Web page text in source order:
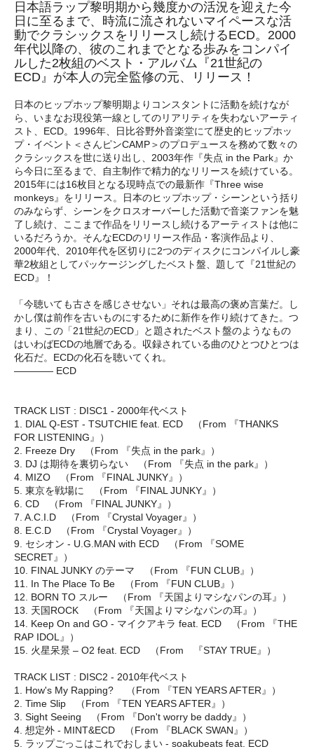
日本語ラップ黎明期から幾度かの活況を迎えた今
日に至るまで、時流に流されないマイペースな活
動でクラシックスをリリースし続けるECD。2000
年代以降の、彼のこれまでとなる歩みをコンパイ
ルした2枚組のベスト・アルバム『21世紀の
ECD』が本人の完全監修の元、リリース！
日本のヒップホップ黎明期よりコンスタントに活動を続けなが
ら、いまなお現役第一線としてのリアリティを失わないアーティ
スト、ECD。1996年、日比谷野外音楽堂にて歴史的ヒップホッ
プ・イベント＜さんピンCAMP＞のプロデュースを務めて数々の
クラシックスを世に送り出し、2003年作『失点 in the Park』か
ら今日に至るまで、自主制作で精力的なリリースを続けている。
2015年には16枚目となる現時点での最新作『Three wise
monkeys』をリリース。日本のヒップホップ・シーンという括り
のみならず、シーンをクロスオーバーした活動で音楽ファンを魅
了し続け、ここまで作品をリリースし続けるアーティストは他に
いるだろうか。そんなECDのリリース作品・客演作品より、
2000年代、2010年代を区切りに2つのディスクにコンパイルし豪
華2枚組としてパッケージングしたベスト盤、題して『21世紀の
ECD』！
「今聴いても古さを感じさせない」それは最高の褒め言葉だ。し
かし僕は前作を古いものにするために新作を作り続けてきた。つ
まり、この「21世紀のECD」と題されたベスト盤のようなもの
はいわばECDの地層である。収録されている曲のひとつひとつは
化石だ。ECDの化石を聴いてくれ。
―――― ECD
TRACK LIST : DISC1 - 2000年代ベスト
1. DIAL Q-EST - TSUTCHIE feat. ECD （From 『THANKS
FOR LISTENING』）
2. Freeze Dry （From 『失点 in the park』）
3. DJ は期待を裏切らない （From 『失点 in the park』）
4. MIZO （From 『FINAL JUNKY』）
5. 東京を戦場に （From 『FINAL JUNKY』）
6. CD （From 『FINAL JUNKY』）
7. A.C.I.D （From 『Crystal Voyager』）
8. E.C.D （From 『Crystal Voyager』）
9. セシオン - U.G.MAN with ECD （From 『SOME
SECRET』）
10. FINAL JUNKY のテーマ （From 『FUN CLUB』）
11. In The Place To Be （From 『FUN CLUB』）
12. BORN TO スルー （From 『天国よりマシなパンの耳』）
13. 天国ROCK （From 『天国よりマシなパンの耳』）
14. Keep On and GO - マイクアキラ feat. ECD （From 『THE
RAP IDOL』）
15. 火星呆景 – O2 feat. ECD （From 『STAY TRUE』）
TRACK LIST : DISC2 - 2010年代ベスト
1. How's My Rapping? （From 『TEN YEARS AFTER』）
2. Time Slip （From 『TEN YEARS AFTER』）
3. Sight Seeing （From 『Don't worry be daddy』）
4. 想定外 - MINT&ECD （From 『BLACK SWAN』）
5. ラップごっこはこれでおしまい - soakubeats feat. ECD